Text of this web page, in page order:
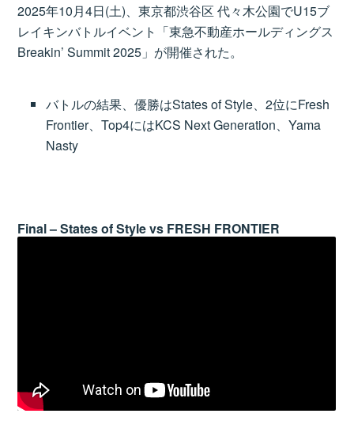
2025年10月4日(土)、東京都渋谷区 代々木公園でU15ブ
レイキンバトルイベント「東急不動産ホールディングス
Breakin’ Summit 2025」が開催された。
バトルの結果、優勝はStates of Style、2位にFresh
Frontier、Top4にはKCS Next Generation、Yama
Nasty
Final – States of Style vs FRESH FRONTIER